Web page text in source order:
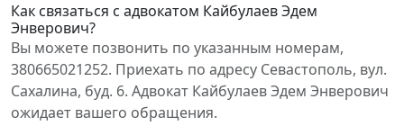
Как связаться с адвокатом Кайбулаев Эдем
Энверович?
Вы можете позвонить по указанным номерам,
380665021252. Приехать по адресу Севастополь, вул.
Сахалина, буд. 6. Адвокат Кайбулаев Эдем Энверович
ожидает вашего обращения.